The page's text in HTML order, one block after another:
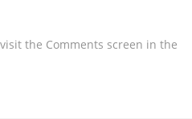
the Comments screen in the